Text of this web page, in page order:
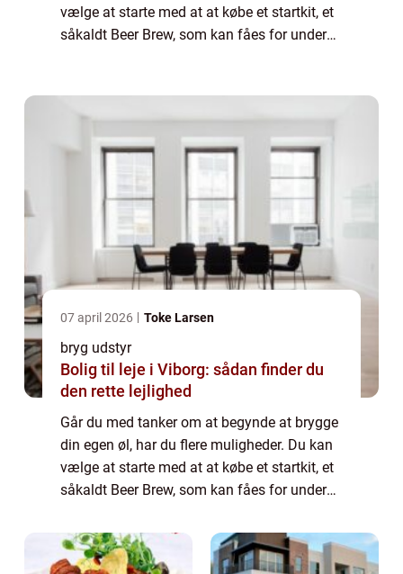
vælge at starte med at at købe et startkit, et
såkaldt Beer Brew, som kan fåes for under
07 april 2026 Toke Larsen
bryg udstyr
Bolig til leje i Viborg: sådan finder du
den rette lejlighed
Går du med tanker om at begynde at brygge
din egen øl, har du flere muligheder. Du kan
vælge at starte med at at købe et startkit, et
såkaldt Beer Brew, som kan fåes for under
afprøve at brygge øl. Alternativt...